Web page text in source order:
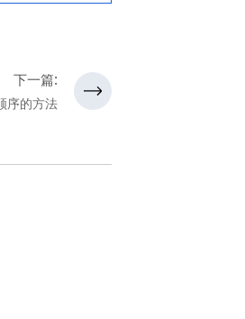
下一篇:
序的方法